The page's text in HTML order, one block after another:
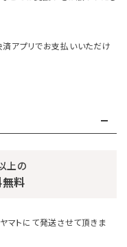
済アプリでお支払いいただけ
上の
料
マトにて発送させて頂きま